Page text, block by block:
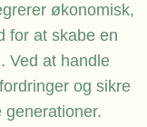
økonomisk,
for at skabe en
Ved at handle
og sikre